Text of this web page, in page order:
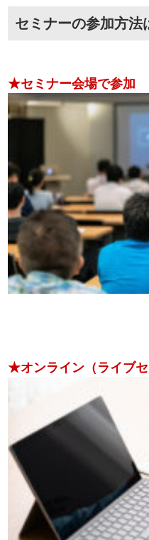
セミナーの参加方法
★セミナー会場で参加
★オンライン（ライブ